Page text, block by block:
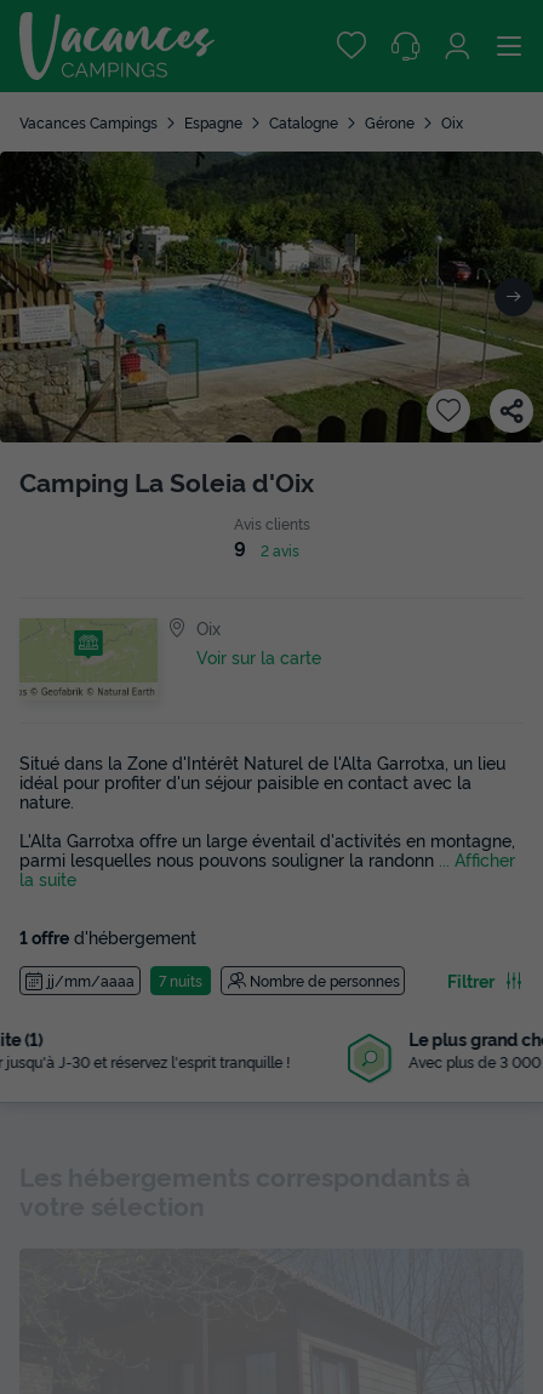
Vacances Campings Espagne Catalogne Gérone Oix
Camping La Soleia d'Oix
Avis clients
9 2 avis
Oix
Voir sur la carte
Situé dans la Zone d'Intérêt Naturel de l'Alta Garrotxa, un lieu
idéal pour profiter d'un séjour paisible en contact avec la
nature.
L'Alta Garrotxa offre un large éventail d'activités en montagne,
parmi lesquelles nous pouvons souligner la randonn
... Afficher
la suite
1 offre d'hébergement
jj/mm/aaaa 7 nuits Nombre de personnes Filtrer
Avec plus de 3 000 campings référencés